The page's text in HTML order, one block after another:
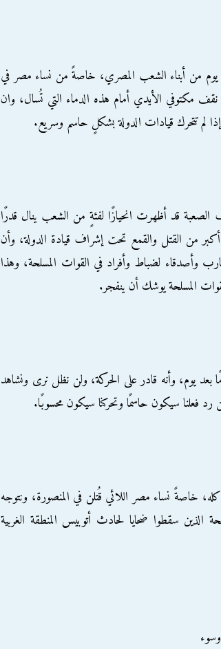
من أبناء الشعب المصري، خاصةً من نساء مصر في
نقف مكتوفي الأيدي أمام هذه الدماء التي تُسال، وان
لم تتحرك قيادات الدولة بشكلٍ حاسم وسريع.
الصعبة قد أظهرت انحيازًا لفئةٍ من الشعب ينال قدرًا
من القتل والقمع تحت إشراف قيادة الدولة، وأن
وأصدقاء لضباط وأفراد في القوات المسلحة، وهذا
المسلحة يوشك أن ينفجر.
يوم، وأنه قادر على الحركة، ولن نظل نرى ونشاهد
سيكون حاسمًا وتحركنا سيكون محسوبًا.
خاصةً نساء مصر اللائي قُتلن في المنصورة، ونتوجه
الذين سقطوا ضحايا لحادث أتوبيس المنطقة الغربية